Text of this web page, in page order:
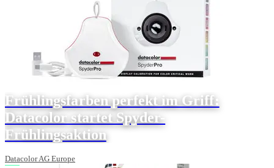
Frühlingsfarben perfekt im Griff:
Datacolor startet Spyder-
Frühlingsaktion
Datacolor AG Europe